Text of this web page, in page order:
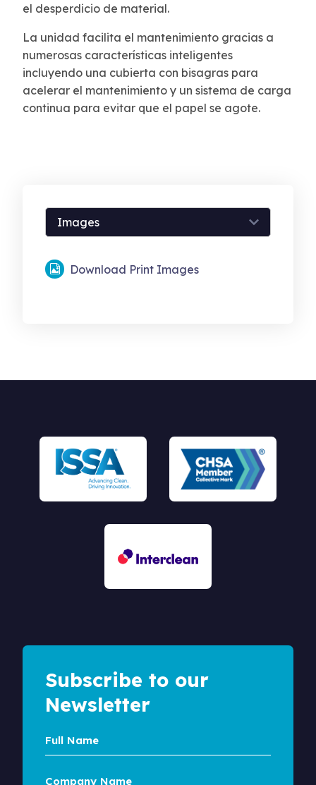
el desperdicio de material.
La unidad facilita el mantenimiento gracias a
numerosas características inteligentes
incluyendo una cubierta con bisagras para
acelerar el mantenimiento y un sistema de carga
continua para evitar que el papel se agote.
Download Print Images
Subscribe to our
Newsletter
Full
Name
Company